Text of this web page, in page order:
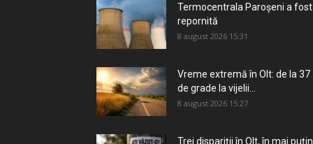
Termocentrala Paroșeni a fost
repornită
8 august 2026 15:31
Vreme extremă în Olt: de la 37
de grade la vijelii...
8 august 2026 15:27
Trei dispariții în Olt, în mai puțin